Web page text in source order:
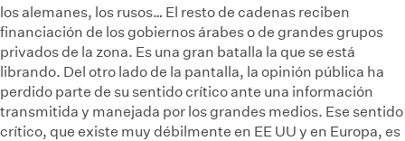
los alemanes, los rusos… El resto de cadenas reciben
financiación de los gobiernos árabes o de grandes grupos
privados de la zona. Es una gran batalla la que se está
librando. Del otro lado de la pantalla, la opinión pública ha
perdido parte de su sentido crítico ante una información
transmitida y manejada por los grandes medios. Ese sentido
crítico, que existe muy débilmente en EE UU y en Europa, es